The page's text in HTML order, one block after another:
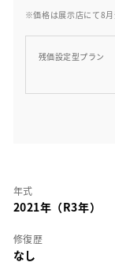
※価格は展示店にて8
残価設定型プラン
年式
2021年（R3年）
修復歴
なし